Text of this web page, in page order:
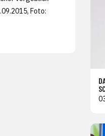
Foto: